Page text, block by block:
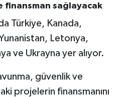
finansman sağlayacak
Türkiye, Kanada,
Letonya,
ve Ukrayna yer alıyor.
güvenlik ve
projelerin finansmanını